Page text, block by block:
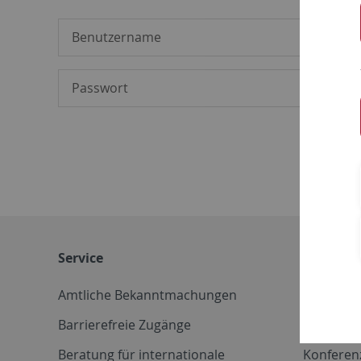
Service
Amtliche Bekanntmachungen
Barrierefreie Zugänge
Beratung für internationale